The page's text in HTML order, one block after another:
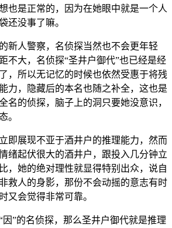
也是正常的，因为在她眼中就是一个人
还没事了嘛。
新人警察，名侦探当然也不会更年轻
不大，名侦探“圣井户御代”也已经是经
，所以无记忆的时候也依然受惠于将残
力，隐藏后的本名也随之补全，这也是
名的侦探，脑子上的洞只要她没意识，
。
即展现不亚于酒井户的推理能力，然而
绪起伏很大的酒井户，跟投入几分钟立
，她的绝对理性就显得特别出众，说自
救人的身影，那份不会动摇的意志有时
又会觉得非常可靠。
”的名侦探，那么圣井户御代就是推理